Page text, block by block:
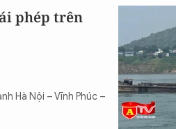
phép trên
Hà Nội – Vĩnh Phúc –